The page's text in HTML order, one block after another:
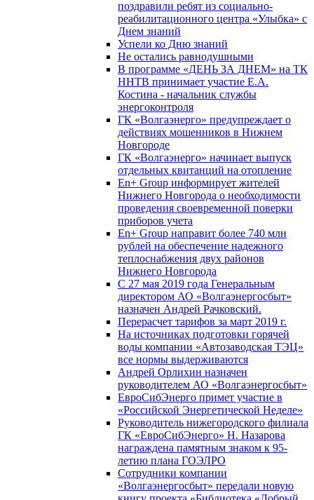
поздравили ребят из социально-
реабилитационного центра «Улыбка» с
Днем знаний
Успели ко Дню знаний
Не остались равнодушными
В программе «ДЕНЬ ЗА ДНЕМ» на ТК
ННТВ принимает участие Е.А.
Костина - начальник службы
энергоконтроля
ГК «Волгаэнерго» предупреждает о
действиях мошенников в Нижнем
Новгороде
ГК «Волгаэнерго» начинает выпуск
отдельных квитанций на отопление
En+ Group информирует жителей
Нижнего Новгорода о необходимости
проведения своевременной поверки
приборов учета
En+ Group направит более 740 млн
рублей на обеспечение надежного
теплоснабжения двух районов
Нижнего Новгорода
С 27 мая 2019 года Генеральным
директором АО «Волгаэнергосбыт»
назначен Андрей Рачковский.
Перерасчет тарифов за март 2019 г.
На источниках подготовки горячей
воды компании «Автозаводская ТЭЦ»
все нормы выдерживаются
Андрей Орлихин назначен
руководителем АО «Волгаэнергосбыт»
ЕвроСибЭнерго примет участие в
«Российской Энергетической Неделе»
Руководитель нижегородского филиала
ГК «ЕвроСибЭнерго» Н. Назарова
награждена памятным знаком к 95-
летию плана ГОЭЛРО
Сотрудники компании
«Волгаэнергосбыт» передали новую